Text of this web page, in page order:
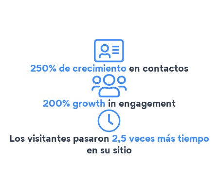
250% de crecimientoen contactos
200% growth in engagement
Los visitantes pasaron 2,5 veces más tiempo
en su sitio